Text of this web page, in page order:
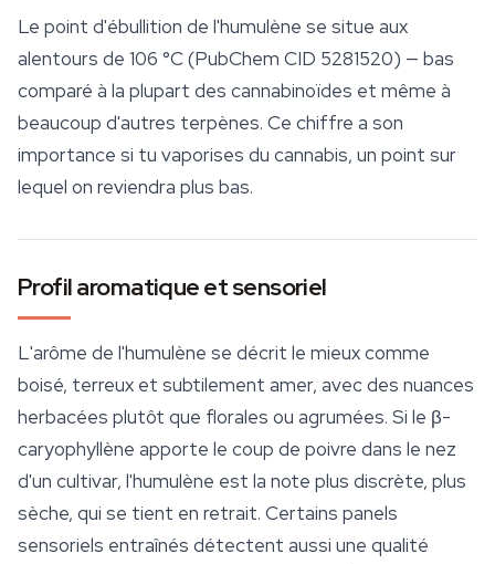
Le point d'ébullition de l'humulène se situe aux
alentours de 106 °C (PubChem CID 5281520) — bas
comparé à la plupart des cannabinoïdes et même à
beaucoup d'autres terpènes. Ce chiffre a son
importance si tu vaporises du cannabis, un point sur
lequel on reviendra plus bas.
Profil aromatique et sensoriel
L'arôme de l'humulène se décrit le mieux comme
boisé, terreux et subtilement amer, avec des nuances
herbacées plutôt que florales ou agrumées. Si le β-
caryophyllène apporte le coup de poivre dans le nez
d'un cultivar, l'humulène est la note plus discrète, plus
sèche, qui se tient en retrait. Certains panels
sensoriels entraînés détectent aussi une qualité